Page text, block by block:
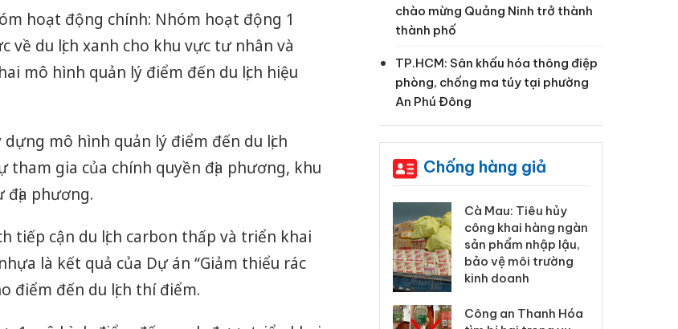
hoạt động chính: Nhóm hoạt động 1
du lịch xanh cho khu vực tư nhân và
mô hình quản lý điểm đến du lịch hiệu
mô hình quản lý điểm đến du lịch
tham gia của chính quyền địa phương, khu
địa phương.
tiếp cận du lịch carbon thấp và triển khai
là kết quả của Dự án “Giảm thiểu rác
điểm đến du lịch thí điểm.
chào mừng Quảng Ninh trở thành
thành phố
TP.HCM: Sân khấu hóa thông điệp
phòng, chống ma túy tại phường
An Phú Đông
Chống hàng giả
công khai hàng ngàn
sản phẩm nhập lậu,
bảo vệ môi trường
Khẩn trương xác
minh, xử lý sản phẩm
Slimaura Care x3 sử
dụng giấy phép giả
mạo
Lào Cai xử lý 83 vụ vi